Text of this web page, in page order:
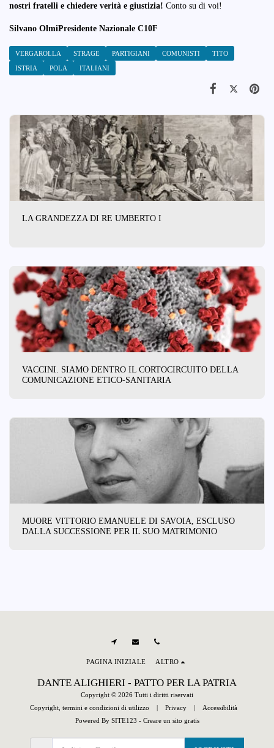
nostri fratelli e chiedere verità e giustizia! Conto su di voi!
Silvano OlmiPresidente Nazionale C10F
VERGAROLLA STRAGE PARTIGIANI COMUNISTI
TITO
ISTRIA
POLA ITALIANI
LA GRANDEZZA DI RE UMBERTO I
VACCINI. SIAMO DENTRO IL CORTOCIRCUITO DELLA
COMUNICAZIONE ETICO-SANITARIA
MUORE VITTORIO EMANUELE DI SAVOIA, ESCLUSO
DALLA SUCCESSIONE PER IL SUO MATRIMONIO
DANTE ALIGHIERI - PATTO PER LA PATRIA
Copyright © 2026 Tutti i diritti riservati
Copyright, termini e condizioni di utilizzo | Privacy|
Accessibilità
Powered By SITE123 - Creare un sito gratis
PAGINA INIZIALE ALTRO